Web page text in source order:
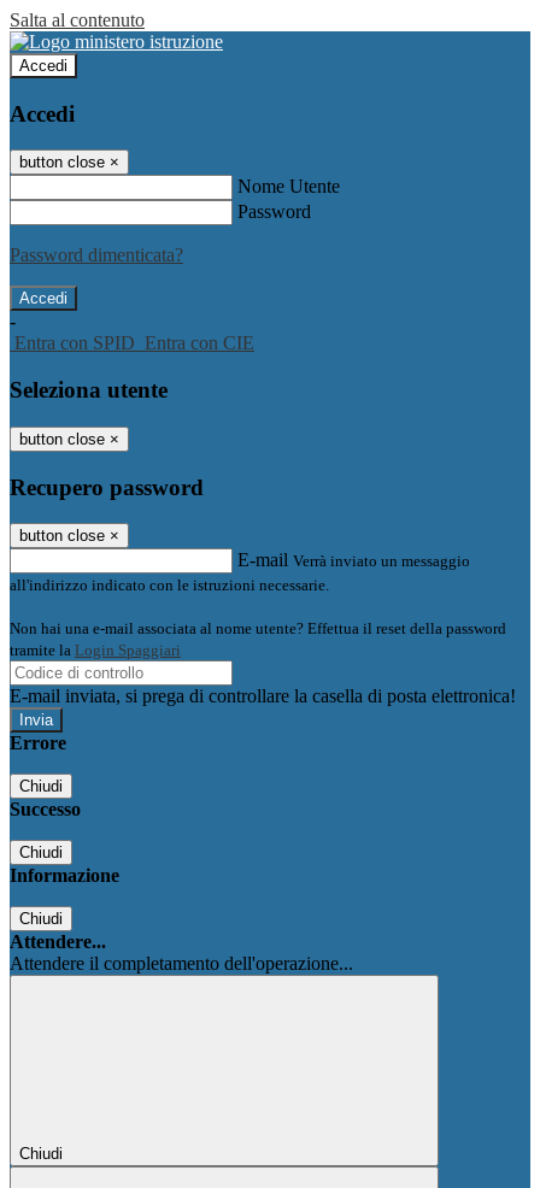
Salta al contenuto
Accedi
Accedi
button close ×
Nome Utente
Password
Password dimenticata?
-
Entra con SPID Entra con CIE
Seleziona utente
button close ×
Recupero password
button close ×
E-mail Verrà inviato un messaggio
all'indirizzo indicato con le istruzioni necessarie.
Non hai una e-mail associata al nome utente? Effettua il reset della password
tramite la Login Spaggiari
E-mail inviata, si prega di controllare la casella di posta elettronica!
Errore
Chiudi
Successo
Chiudi
Informazione
Chiudi
Attendere...
Attendere il completamento dell'operazione...
Chiudi